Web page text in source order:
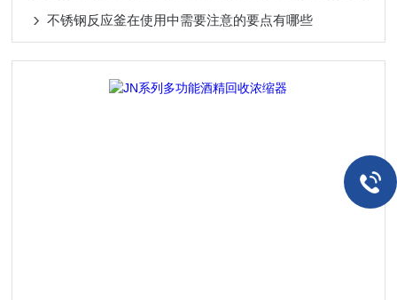
不锈钢反应釜在使用中需要注意的要点有哪些